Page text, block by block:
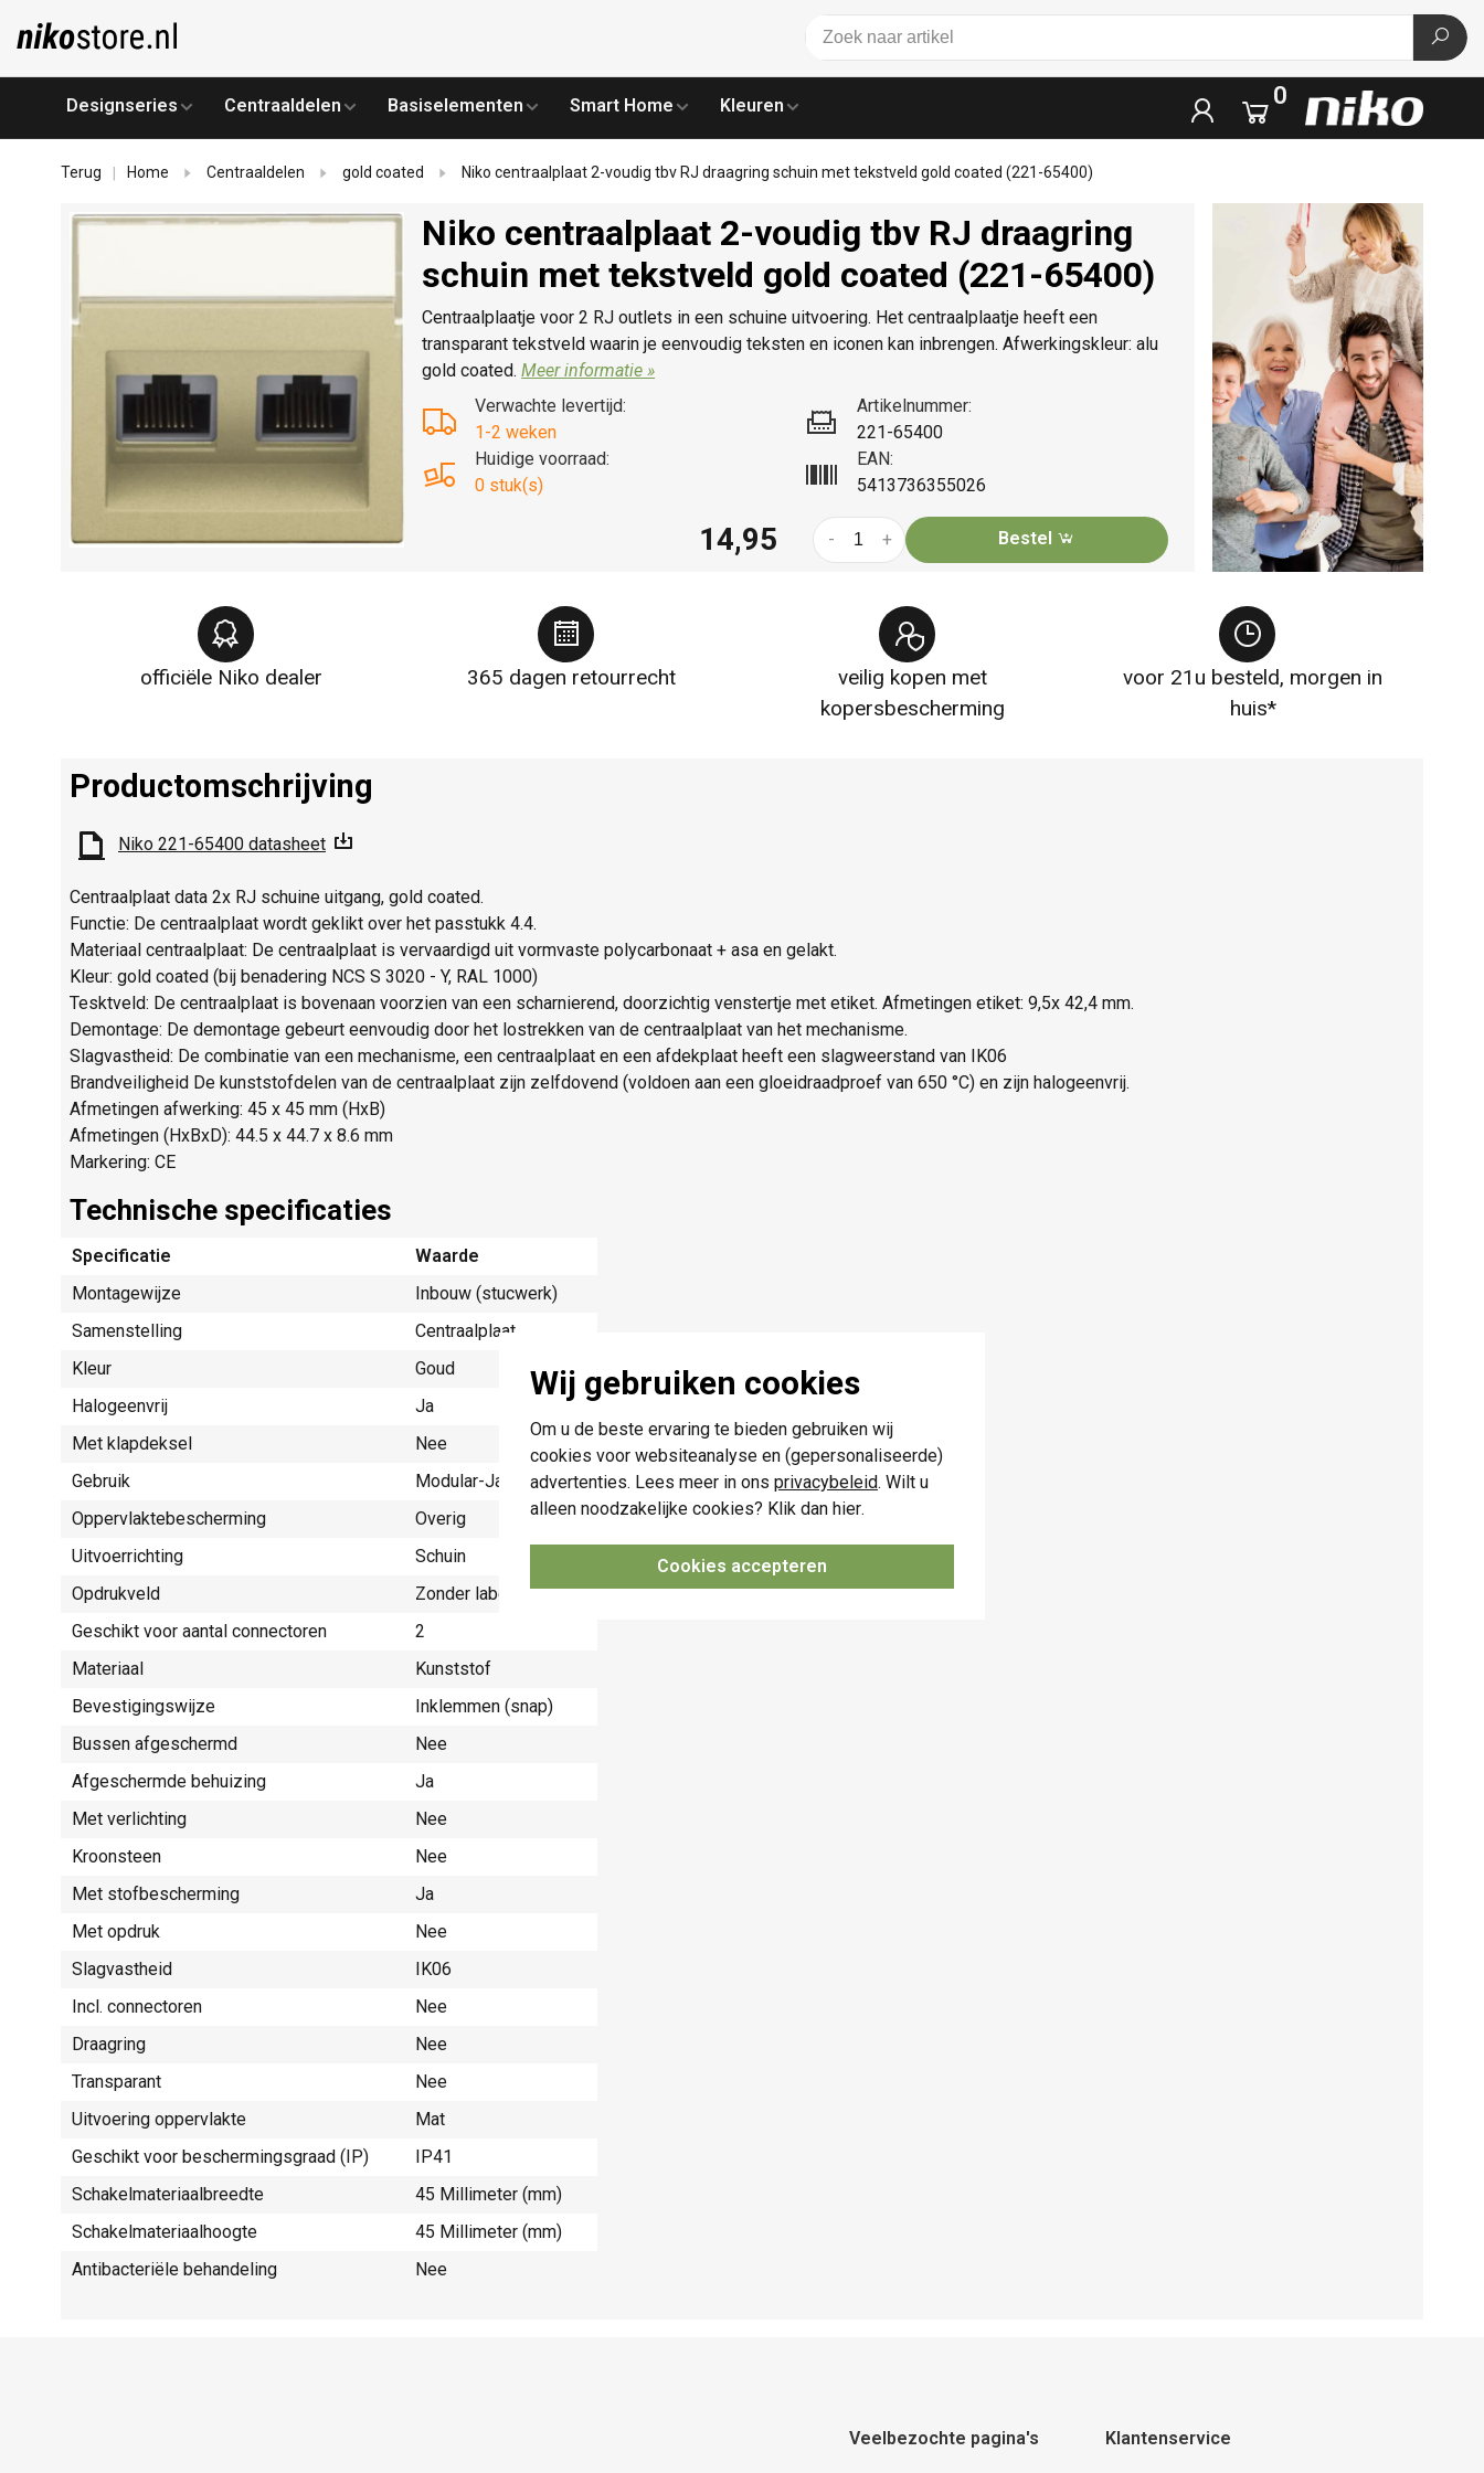
Wij gebruiken cookies
Om u de beste ervaring te bieden gebruiken wij
cookies voor websiteanalyse en (gepersonaliseerde)
advertenties. Lees meer in ons privacybeleid. Wilt u
alleen noodzakelijke cookies? Klik dan hier.
Cookies accepteren
Designseries Centraaldelen Basiselementen Smart Home Kleuren 0
Terug Home Centraaldelen gold coated Niko centraalplaat 2-voudig tbv RJ draagring schuin met tekstveld gold coated (221-65400)
Niko centraalplaat 2-voudig tbv RJ draagring
schuin met tekstveld gold coated (221-65400)
Centraalplaatje voor 2 RJ outlets in een schuine uitvoering. Het centraalplaatje heeft een
transparant tekstveld waarin je eenvoudig teksten en iconen kan inbrengen. Afwerkingskleur: alu
gold coated.Meer informatie »
Verwachte levertijd:
1-2 weken
Huidige voorraad:
0 stuk(s)
Artikelnummer:
221-65400
EAN:
5413736355026
14,95 +
- Bestel
officiële Niko dealer 365 dagen retourrecht
veilig kopen met
kopersbescherming
voor 21u besteld, morgen in
huis*
Productomschrijving
Niko 221-65400 datasheet
Centraalplaat data 2x RJ schuine uitgang, gold coated.
Functie: De centraalplaat wordt geklikt over het passtukk 4.4.
Materiaal centraalplaat: De centraalplaat is vervaardigd uit vormvaste polycarbonaat + asa en gelakt.
Kleur: gold coated (bij benadering NCS S 3020 - Y, RAL 1000)
Tesktveld: De centraalplaat is bovenaan voorzien van een scharnierend, doorzichtig venstertje met etiket. Afmetingen etiket: 9,5x 42,4 mm.
Demontage: De demontage gebeurt eenvoudig door het lostrekken van de centraalplaat van het mechanisme.
Slagvastheid: De combinatie van een mechanisme, een centraalplaat en een afdekplaat heeft een slagweerstand van IK06
Brandveiligheid De kunststofdelen van de centraalplaat zijn zelfdovend (voldoen aan een gloeidraadproef van 650 °C) en zijn halogeenvrij.
Afmetingen afwerking: 45 x 45 mm (HxB)
Afmetingen (HxBxD): 44.5 x 44.7 x 8.6 mm
Markering: CE
Technische specificaties
Specificatie
Waarde
Montagewijze
Inbouw (stucwerk)
Samenstelling
Centraalplaat
Kleur
Goud
Halogeenvrij
Ja
Met klapdeksel
Nee
Gebruik
Modular-Jack
Oppervlaktebescherming
Overig
Uitvoerrichting
Schuin
Opdrukveld
Zonder label
Geschikt voor aantal connectoren
2
Materiaal
Kunststof
Bevestigingswijze
Inklemmen (snap)
Bussen afgeschermd
Nee
Afgeschermde behuizing
Ja
Met verlichting
Nee
Kroonsteen
Nee
Met stofbescherming
Ja
Met opdruk
Nee
Slagvastheid
IK06
Incl. connectoren
Nee
Draagring
Nee
Transparant
Nee
Uitvoering oppervlakte
Mat
Geschikt voor beschermingsgraad (IP)
IP41
Schakelmateriaalbreedte
45 Millimeter (mm)
Schakelmateriaalhoogte
45 Millimeter (mm)
Antibacteriële behandeling
Nee
Veelbezochte pagina's Klantenservice